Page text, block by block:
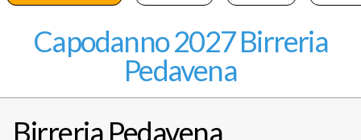
Capodanno 2027 Birreria
Pedavena
Birreria Pedavena